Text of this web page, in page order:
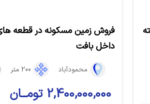
داخل بافت
محمودآباد 200 متر
2,400,000,000 تومــان